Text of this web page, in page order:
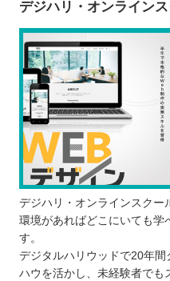
デジハリ・オンライン
デジハリ・オンラインスクー
環境があればどこにいても学
す。
デジタルハリウッドで20年
ハウを活かし、未経験者でも